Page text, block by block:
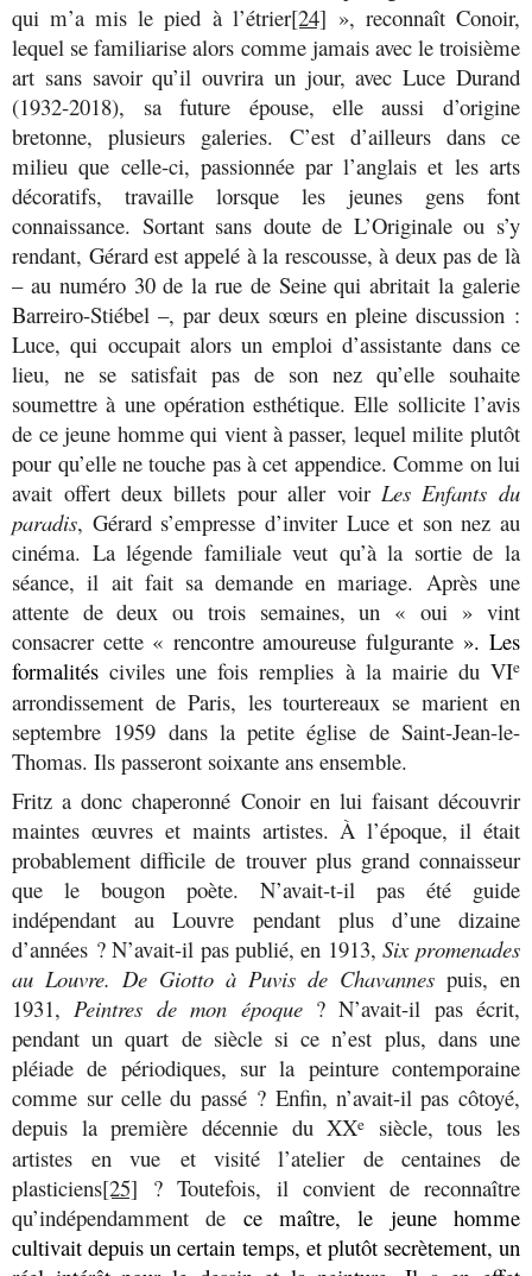
qui m’a mis le pied à l’étrier[24] », reconnaît Conoir,
lequel se familiarise alors comme jamais avec le troisième
art sans savoir qu’il ouvrira un jour, avec Luce Durand
(1932-2018), sa future épouse, elle aussi d’origine
bretonne, plusieurs galeries. C’est d’ailleurs dans ce
milieu que celle-ci, passionnée par l’anglais et les arts
décoratifs, travaille lorsque les jeunes gens font
connaissance. Sortant sans doute de L’Originale ou s’y
rendant, Gérard est appelé à la rescousse, à deux pas de là
– au numéro 30 de la rue de Seine qui abritait la galerie
Barreiro-Stiébel –, par deux sœurs en pleine discussion :
Luce, qui occupait alors un emploi d’assistante dans ce
lieu, ne se satisfait pas de son nez qu’elle souhaite
soumettre à une opération esthétique. Elle sollicite l’avis
de ce jeune homme qui vient à passer, lequel milite plutôt
pour qu’elle ne touche pas à cet appendice. Comme on lui
avait offert deux billets pour aller voirLes Enfants du
paradis, Gérard s’empresse d’inviter Luce et son nez au
cinéma. La légende familiale veut qu’à la sortie de la
séance, il ait fait sa demande en mariage. Après une
attente de deux ou trois semaines, un « oui » vint
consacrer cette « rencontre amoureuse fulgurante ». Les
formalitésciviles une fois remplies à la mairie du VIe
arrondissement de Paris, les tourtereaux se marient en
septembre 1959 dans la petite église de Saint-Jean-le-
Thomas. Ils passeront soixante ans ensemble.
Fritz a donc chaperonné Conoir en lui faisant découvrir
maintes œuvres et maints artistes. À l’époque, il était
probablement difficile de trouver plus grand connaisseur
que le bougon poète. N’avait-t-il pas été guide
indépendant au Louvre pendant plus d’une dizaine
d’années ? N’avait-il pas publié, en 1913,Six promenades
au Louvre. De Giotto à Puvis de Chavannespuis, en
1931,Peintres de mon époque? N’avait-il pas écrit,
pendant un quart de siècle si ce n’est plus, dans une
pléiade de périodiques, sur la peinture contemporaine
comme sur celle du passé ? Enfin, n’avait-il pas côtoyé,
depuis la première décennie du XXe
siècle, tous les
artistes en vue et visité l’atelier de centaines de
plasticiens[25] ? Toutefois, il convient de reconnaître
qu’indépendamment de ce maître, le jeune homme
cultivait depuis un certain temps, et plutôt secrètement, un